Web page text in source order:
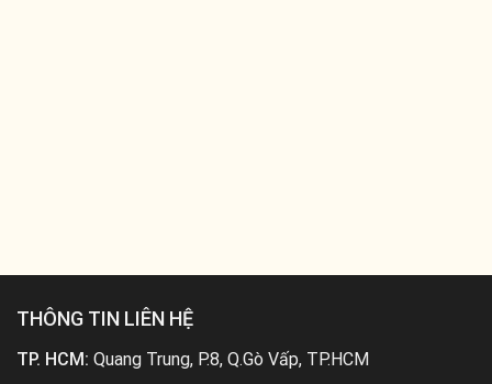
THÔNG TIN LIÊN HỆ
TP. HCM: Quang Trung, P.8, Q.Gò Vấp, TP.HCM